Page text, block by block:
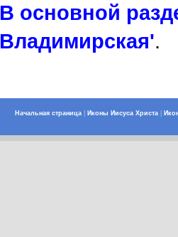
В основной
Владимирская'.
Начальная страница| Иконы Иисуса Христа|